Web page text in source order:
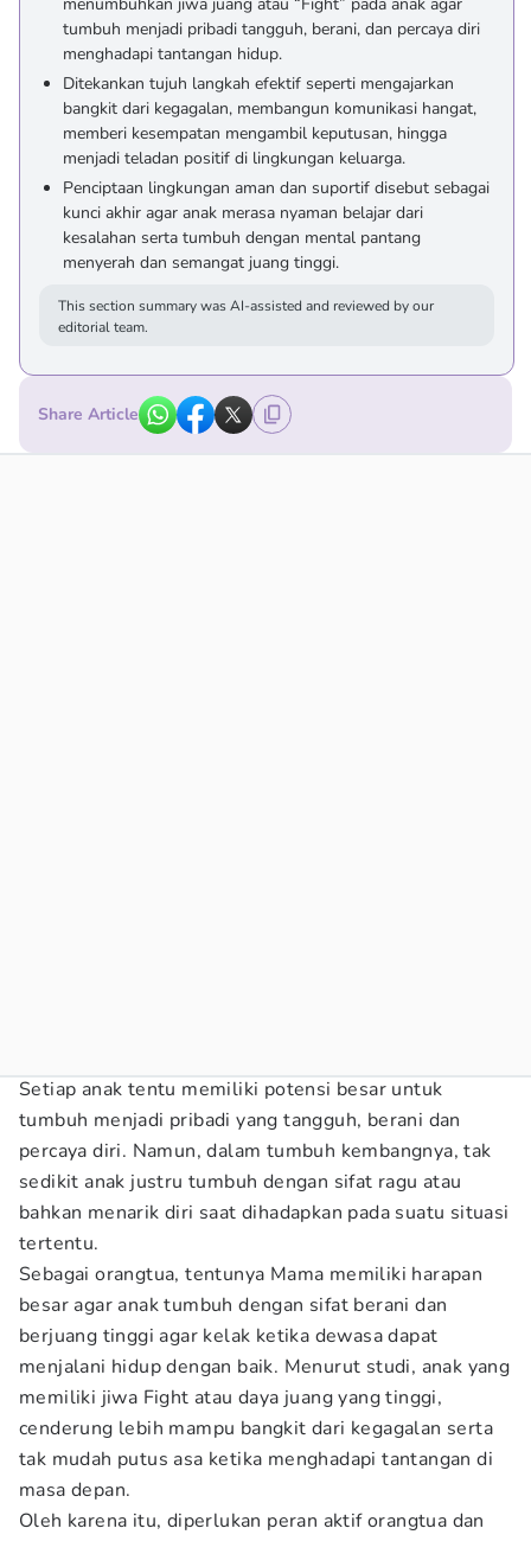
tumbuh menjadi pribadi tangguh, berani, dan percaya diri
menghadapi tantangan hidup.
Ditekankan tujuh langkah efektif seperti mengajarkan
bangkit dari kegagalan, membangun komunikasi hangat,
memberi kesempatan mengambil keputusan, hingga
menjadi teladan positif di lingkungan keluarga.
Penciptaan lingkungan aman dan suportif disebut sebagai
kunci akhir agar anak merasa nyaman belajar dari
kesalahan serta tumbuh dengan mental pantang
menyerah dan semangat juang tinggi.
This section summary was AI-assisted and reviewed by our
editorial team.
Share Article
Setiap anak tentu memiliki potensi besar untuk
tumbuh menjadi pribadi yang tangguh, berani dan
percaya diri. Namun, dalam tumbuh kembangnya, tak
sedikit anak justru tumbuh dengan sifat ragu atau
bahkan menarik diri saat dihadapkan pada suatu situasi
tertentu.
Sebagai orangtua, tentunya Mama memiliki harapan
besar agar anak tumbuh dengan sifat berani dan
berjuang tinggi agar kelak ketika dewasa dapat
menjalani hidup dengan baik. Menurut studi, anak yang
memiliki jiwa Fight atau daya juang yang tinggi,
cenderung lebih mampu bangkit dari kegagalan serta
tak mudah putus asa ketika menghadapi tantangan di
masa depan.
Oleh karena itu, diperlukan peran aktif orangtua dan